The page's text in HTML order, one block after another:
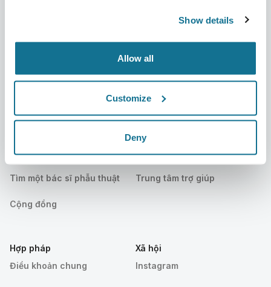
Show details
Allow all
Customize
Deny
Customer Stories
Bệnh nhân
Tìm một bác sĩ phẫu thuật
Cộng đồng
Hỗ trợ
Liên hệ chúng tôi
Trung tâm trợ giúp
Hợp pháp
Điều khoản chung
Xã hội
Instagram